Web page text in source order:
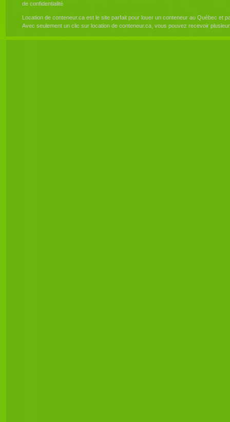
de confidentialité
Location de conteneur.ca est le site parfait pour louer un conteneur au Québec et
Avec seulement un clic sur location de conteneur.ca, vous pouvez recevoir